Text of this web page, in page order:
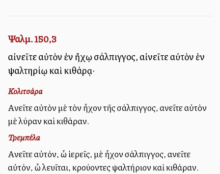
Ψαλμ. 150,3
αἰνεῖτε αὐτὸν ἐν ἤχῳ σάλπιγγος, αἰνεῖτε αὐτὸν ἐν
ψαλτηρίῳ καὶ κιθάρᾳ·
Κολιτσάρα
Αἰνεῖτε αὐτὸν μὲ τὸν ἦχον τῆς σάλπιγγος, αἰνεῖτε αὐτὸν
μὲ λύραν καὶ κιθάραν.
Τρεμπέλα
Αἰνεῖτε αὐτόν, ὦ ἱερεῖς, μὲ ἦχον σάλπιγγος, αἰνεῖτε
αὐτόν, ὦ λευῖται, κρούοντες ψαλτήριον καὶ κιθάραν.